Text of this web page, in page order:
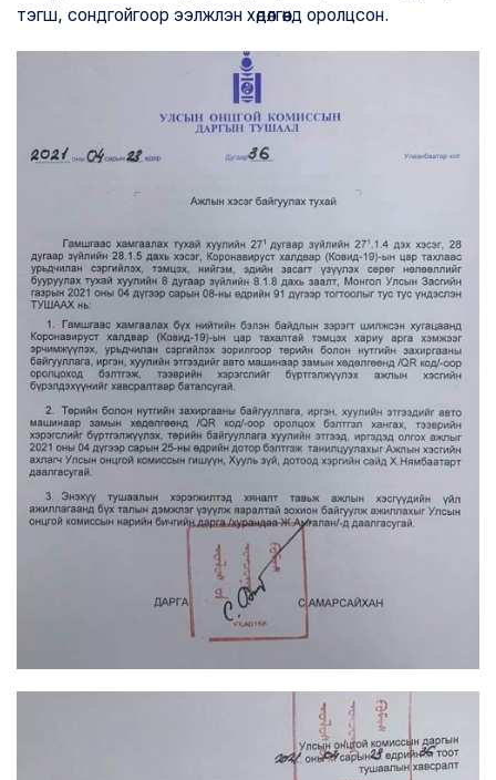
тэгш, сондгойгоор ээлжлэн хөдөлгөөнд оролцсон.